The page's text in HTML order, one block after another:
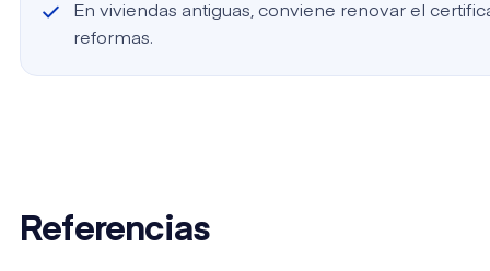
En viviendas antiguas, conviene renovar el
reformas.
Referencias